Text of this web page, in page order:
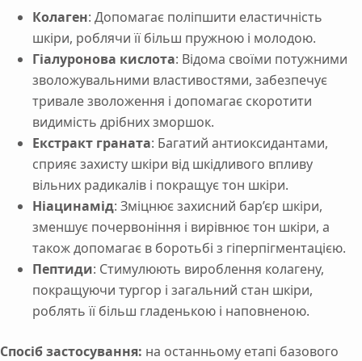
Колаген: Допомагає поліпшити еластичність
шкіри, роблячи її більш пружною і молодою.
Гіалуронова кислота: Відома своїми потужними
зволожувальними властивостями, забезпечує
тривале зволоження і допомагає скоротити
видимість дрібних зморшок.
Екстракт граната: Багатий антиоксидантами,
сприяє захисту шкіри від шкідливого впливу
вільних радикалів і покращує тон шкіри.
Ніацинамід: Зміцнює захисний бар’єр шкіри,
зменшує почервоніння і вирівнює тон шкіри, а
також допомагає в боротьбі з гіперпігментацією.
Пептиди: Стимулюють вироблення колагену,
покращуючи тургор і загальний стан шкіри,
роблять її більш гладенькою і наповненою.
Спосіб застосування: на останньому етапі базового